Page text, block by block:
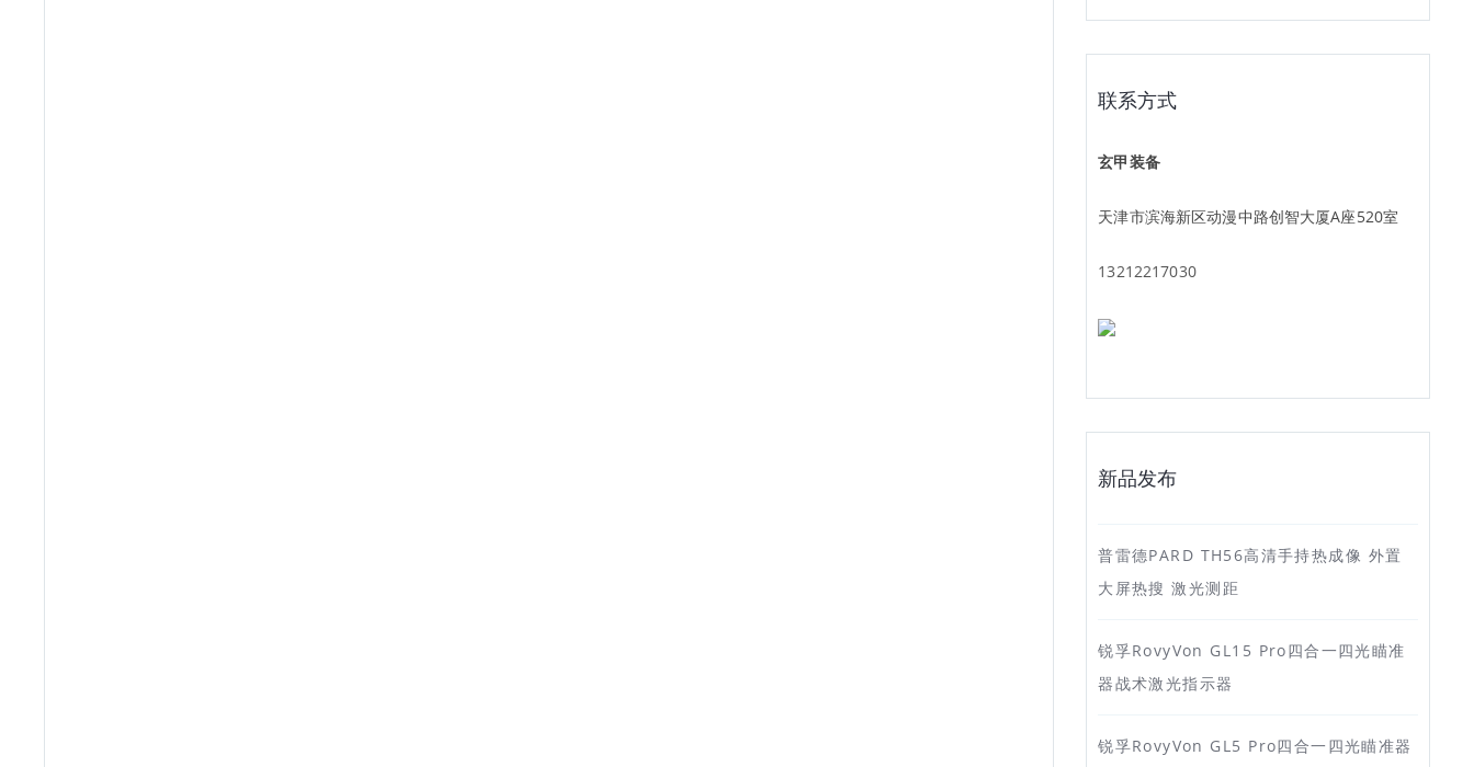
联系方式
玄甲装备
天津市滨海新区动漫中路创智大厦A座520室
13212217030
新品发布
普雷德PARD TH56高清手持热成像 外置
大屏热搜 激光测距
锐孚RovyVon GL15 Pro四合一四光瞄准
器战术激光指示器
锐孚RovyVon GL5 Pro四合一四光瞄准器